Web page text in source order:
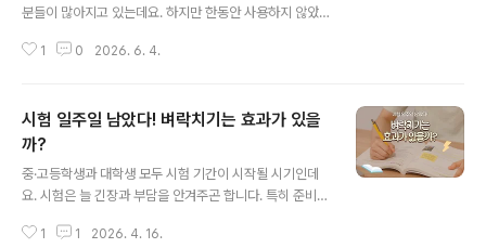
분들이 많아지고 있는데요. 하지만 한동안 사용하지 않았
주의가 필요합니다. 별다른 점검 없이 바로 사용하게 되면
에어컨의 성능을 확인해 보는 건 어떨까요? 오늘은 에어컨
사용 전, 꼭 확인해야 할 점검 사항들을 알아봅시다! 1. 에어
컨 점검이 필요한 이유우선 사용하지 않았던 에어컨 내부
에는 앞서 말한 것처럼 먼지와 습기가 쌓여 있을 가능성이
높습니다. 특히 필터와 열교환기 주변에 오염물이 쌓이면
냉방 효율이 떨어지고 불쾌한 냄새가 발생할 수 있는데요.
1 0 2026. 6. 4.
시험 일주일 남았다! 벼락치기는 효과가 있을
까?
중·고등학생과 대학생 모두 시험 기간이 시작될 시기인데
요. 시험은 늘 긴장과 부담을 안겨주곤 합니다. 특히 준비가
외우기 위해 ‘벼락치기’ 공부를 선택하곤 하는데요. 누군가
1 1 2026. 4. 16.